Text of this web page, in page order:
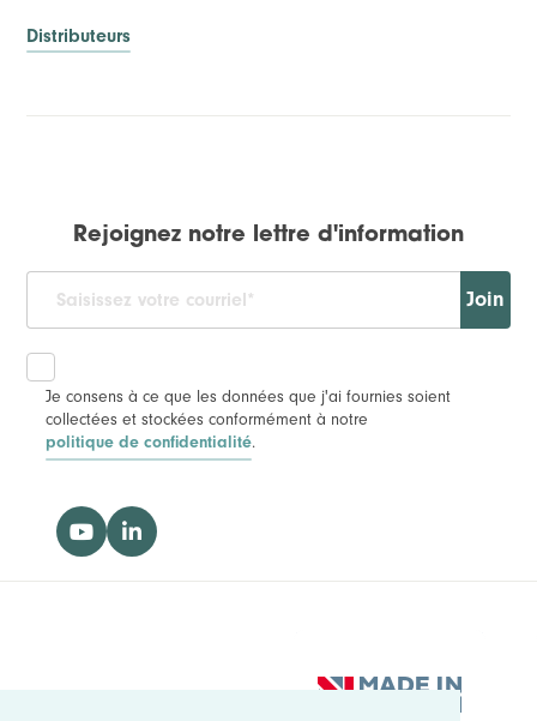
Distributeurs
Rejoignez notre lettre d'information
Join
Je consens à ce que les données que j'ai fournies soient
collectées et stockées conformément à notre
politique de confidentialité.